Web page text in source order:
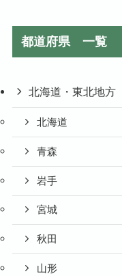
都道府県 一覧
北海道・東北地方
北海道
青森
岩手
宮城
秋田
山形